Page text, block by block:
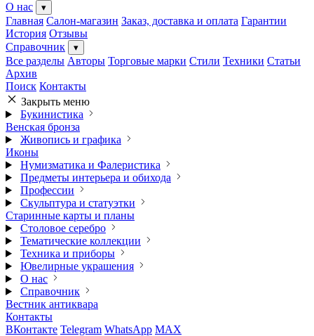
О нас
▾
Главная Салон-магазин Заказ, доставка и оплата Гарантии
История Отзывы
Справочник
▾
Все разделы Авторы Торговые марки Стили Техники Статьи
Архив
Поиск Контакты
Закрыть меню
Букинистика
Венская бронза
Живопись и графика
Иконы
Нумизматика и Фалеристика
Предметы интерьера и обихода
Профессии
Скульптура и статуэтки
Старинные карты и планы
Столовое серебро
Тематические коллекции
Техника и приборы
Ювелирные украшения
О нас
Справочник
Вестник антиквара
Контакты
ВКонтакте Telegram WhatsApp MAX